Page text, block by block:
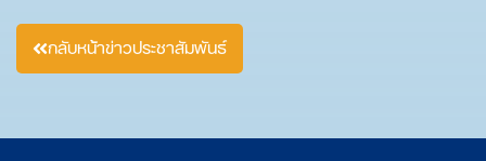
กลับหน้าข่าวประชาสัมพันธ์